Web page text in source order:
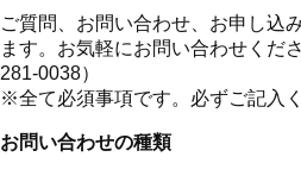
ご質問、お問い合わせ、お申し込
ます。お気軽にお問い合わせくだ
281-0038）
※全て必須事項です。必ずご記入く
お問い合わせの種類